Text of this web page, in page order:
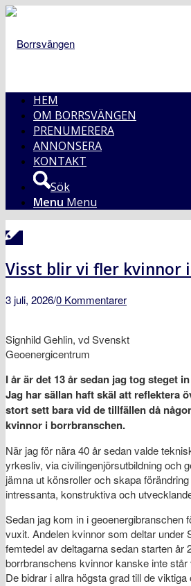
HEM
OM BORRSVÄNGEN
PRENUMERERA
ANNONSERA
KONTAKT
Sök
Menu Menu
Visst blir vi fler kvinnor
3 juli, 2026/0 Kommentarer
Signhild Gehlin, vd Svenskt
Geoenergicentrum
I år är det 13 år sedan jag tog steget
Jag har sällan haft skäl att reflektera
stort sett bara vid de tillfällen då
kvinnor i borrbranschen.
När jag för nära 40 år sedan valde
yrkesliv, via civilingenjörsutbildning och
jämna ut könsroller och skapa
intressanta, konstruktiva och
Sedan jag kom in i geoenergibranschen
vuxit. Andelen kvinnor som deltar under
femtedel av deltagarna sedan starten år
borrbranschens kvinnor kanske inte
De bidrar i allra högsta grad till de